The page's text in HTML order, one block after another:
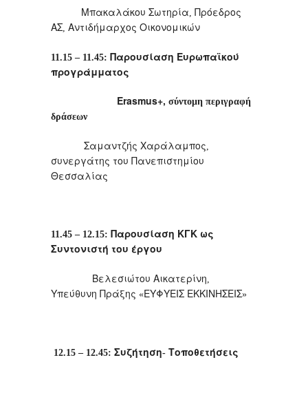
Μπακαλάκου Σωτηρία, Πρόεδρος
ΑΣ, Αντιδήμαρχος Οικονομικών
11.15 – 11.45: Παρουσίαση Ευρωπαϊκού
προγράμματος
Erasmus+, σύντομη περιγραφή
δράσεων
Σαμαντζής Χαράλαμπος,
συνεργάτης του Πανεπιστημίου
Θεσσαλίας
11.45 – 12.15: Παρουσίαση ΚΓΚ ως
Συντονιστή του έργου
Βελεσιώτου Αικατερίνη,
Υπεύθυνη Πράξης «ΕΥΦΥΕΙΣ ΕΚΚΙΝΗΣΕΙΣ»
12.15 – 12.45: Συζήτηση- Τοποθετήσεις